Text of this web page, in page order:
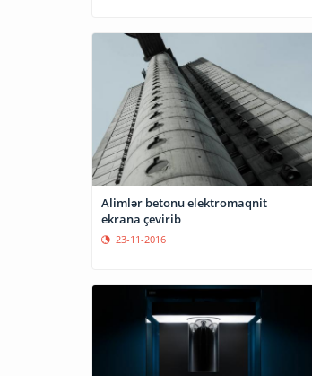
Alimlər betonu elektromaqnit
ekrana çevirib
23-11-2016